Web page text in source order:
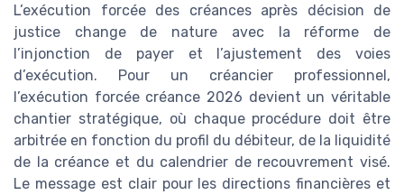
L’exécution forcée des créances après décision de
justice change de nature avec la réforme de
l’injonction de payer et l’ajustement des voies
d’exécution. Pour un créancier professionnel,
l’exécution forcée créance 2026 devient un véritable
chantier stratégique, où chaque procédure doit être
arbitrée en fonction du profil du débiteur, de la liquidité
de la créance et du calendrier de recouvrement visé.
Le message est clair pour les directions financières et